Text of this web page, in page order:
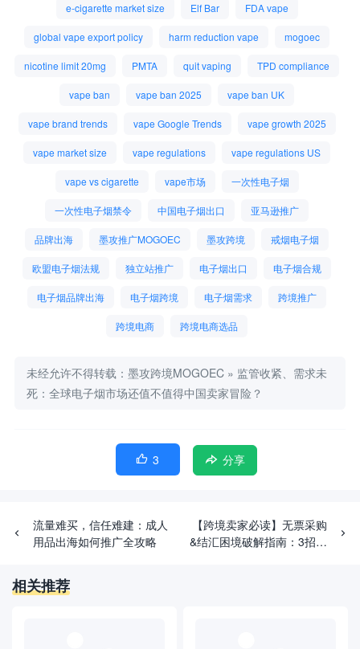
e-cigarette market size Elf Bar FDA vape
global vape export policy harm reduction vape mogoec
nicotine limit 20mg PMTA quit vaping TPD compliance
vape ban vape ban 2025 vape ban UK
vape brand trends vape Google Trends vape growth 2025
vape market size vape regulations vape regulations US
vape vs cigarette vape市场 一次性电子烟
一次性电子烟禁令 中国电子烟出口 亚马逊推广
品牌出海 墨攻推广MOGOEC 墨攻跨境 戒烟电子烟
欧盟电子烟法规 独立站推广 电子烟出口 电子烟合规
电子烟品牌出海 电子烟跨境 电子烟需求 跨境推广
跨境电商 跨境电商选品
未经允许不得转载： 墨攻跨境MOGOEC » 监管收紧、需求未
死：全球电子烟市场还值不值得中国卖家冒险？
 3 分享
流量难买，信任难建：成人
用品出海如何推广全攻略
【跨境卖家必读】无票采购
&结汇困境破解指南：3招避
相关推荐